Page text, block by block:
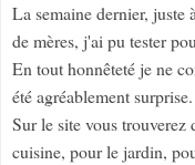
La semaine dernier, juste
de mères, j'ai pu tester
En tout honnêteté je ne
été agréablement surprise.
Sur le site vous
cuisine, pour le jardin,